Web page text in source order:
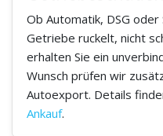
Ob Automatik, DSG
Getriebe ruckelt, nicht
erhalten Sie ein
Wunsch prüfen wir
Autoexport. Details
Ankauf.